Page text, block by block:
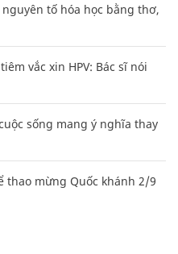
tố hóa học bằng thơ,
vắc xin HPV: Bác sĩ nói
sống mang ý nghĩa thay
thao mừng Quốc khánh 2/9